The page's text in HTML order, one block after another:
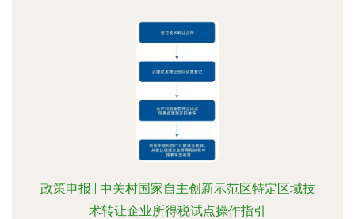
政策申报 | 中关村国家自主创新示范区特定区域技
术转让企业所得税试点操作指引